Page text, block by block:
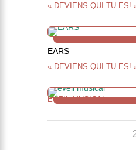
« DEVIENS QUI TU ES!
EARS
« DEVIENS QUI TU ES!
ÉVEIL MUSICAL